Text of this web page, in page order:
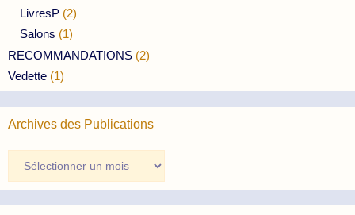
LivresP (2)
Salons (1)
RECOMMANDATIONS (2)
Vedette (1)
Archives des Publications
des
Publications